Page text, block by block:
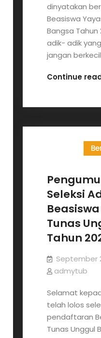
dinyatakan
Beasiswa
Bangsa Tahun
adik- adik
jangan
Continue
Seleksi
Tunas
Tahun
September
admytub
Selamat
telah lolos
pendaftaran
Tunas Unggul